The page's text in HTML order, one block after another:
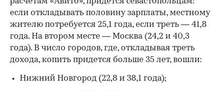
если откладывать половину зарплаты, местному
жителю потребуется 25,1 года, если треть — 41,8
года. На втором месте — Москва (24,2 и 40,3
года). В число городов, где, откладывая треть
дохода, копить придется больше 35 лет, вошли:
Нижний Новгород (22,8 и 38,1 года);